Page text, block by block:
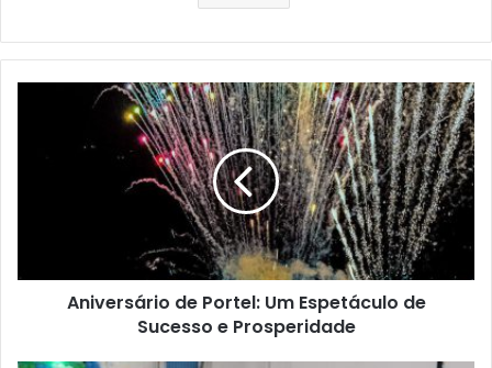
r
Aniversário de Portel: Um Espetáculo de
Sucesso e Prosperidade